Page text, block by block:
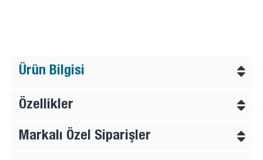
Ürün Bilgisi
Özellikler
Markalı Özel Siparişler